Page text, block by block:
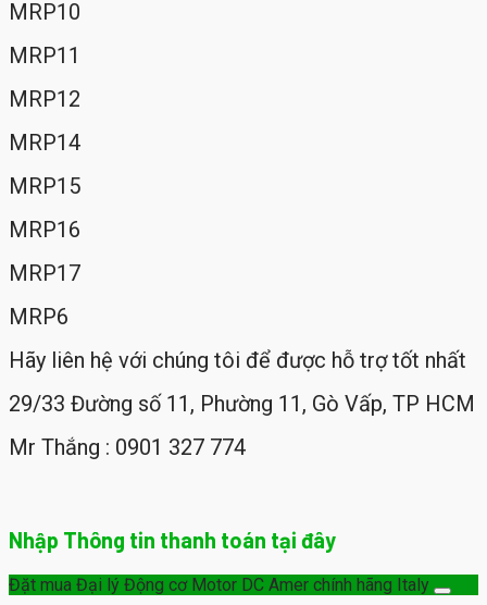
MRP10
MRP11
MRP12
MRP14
MRP15
MRP16
MRP17
MRP6
Hãy liên hệ với chúng tôi để được hỗ trợ tốt nhất
29/33 Đường số 11, Phường 11, Gò Vấp, TP HCM
Mr Thắng : 0901 327 774
Nhập Thông tin thanh toán tại đây
Đặt mua Đại lý Động cơ Motor DC Amer chính hãng Italy